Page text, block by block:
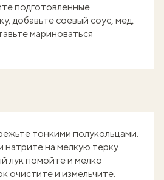
подготовленные
добавьте соевый соус, мед,
мариноваться
тонкими полукольцами.
на мелкую терку.
лук помойте и мелко
очистите и измельчите.